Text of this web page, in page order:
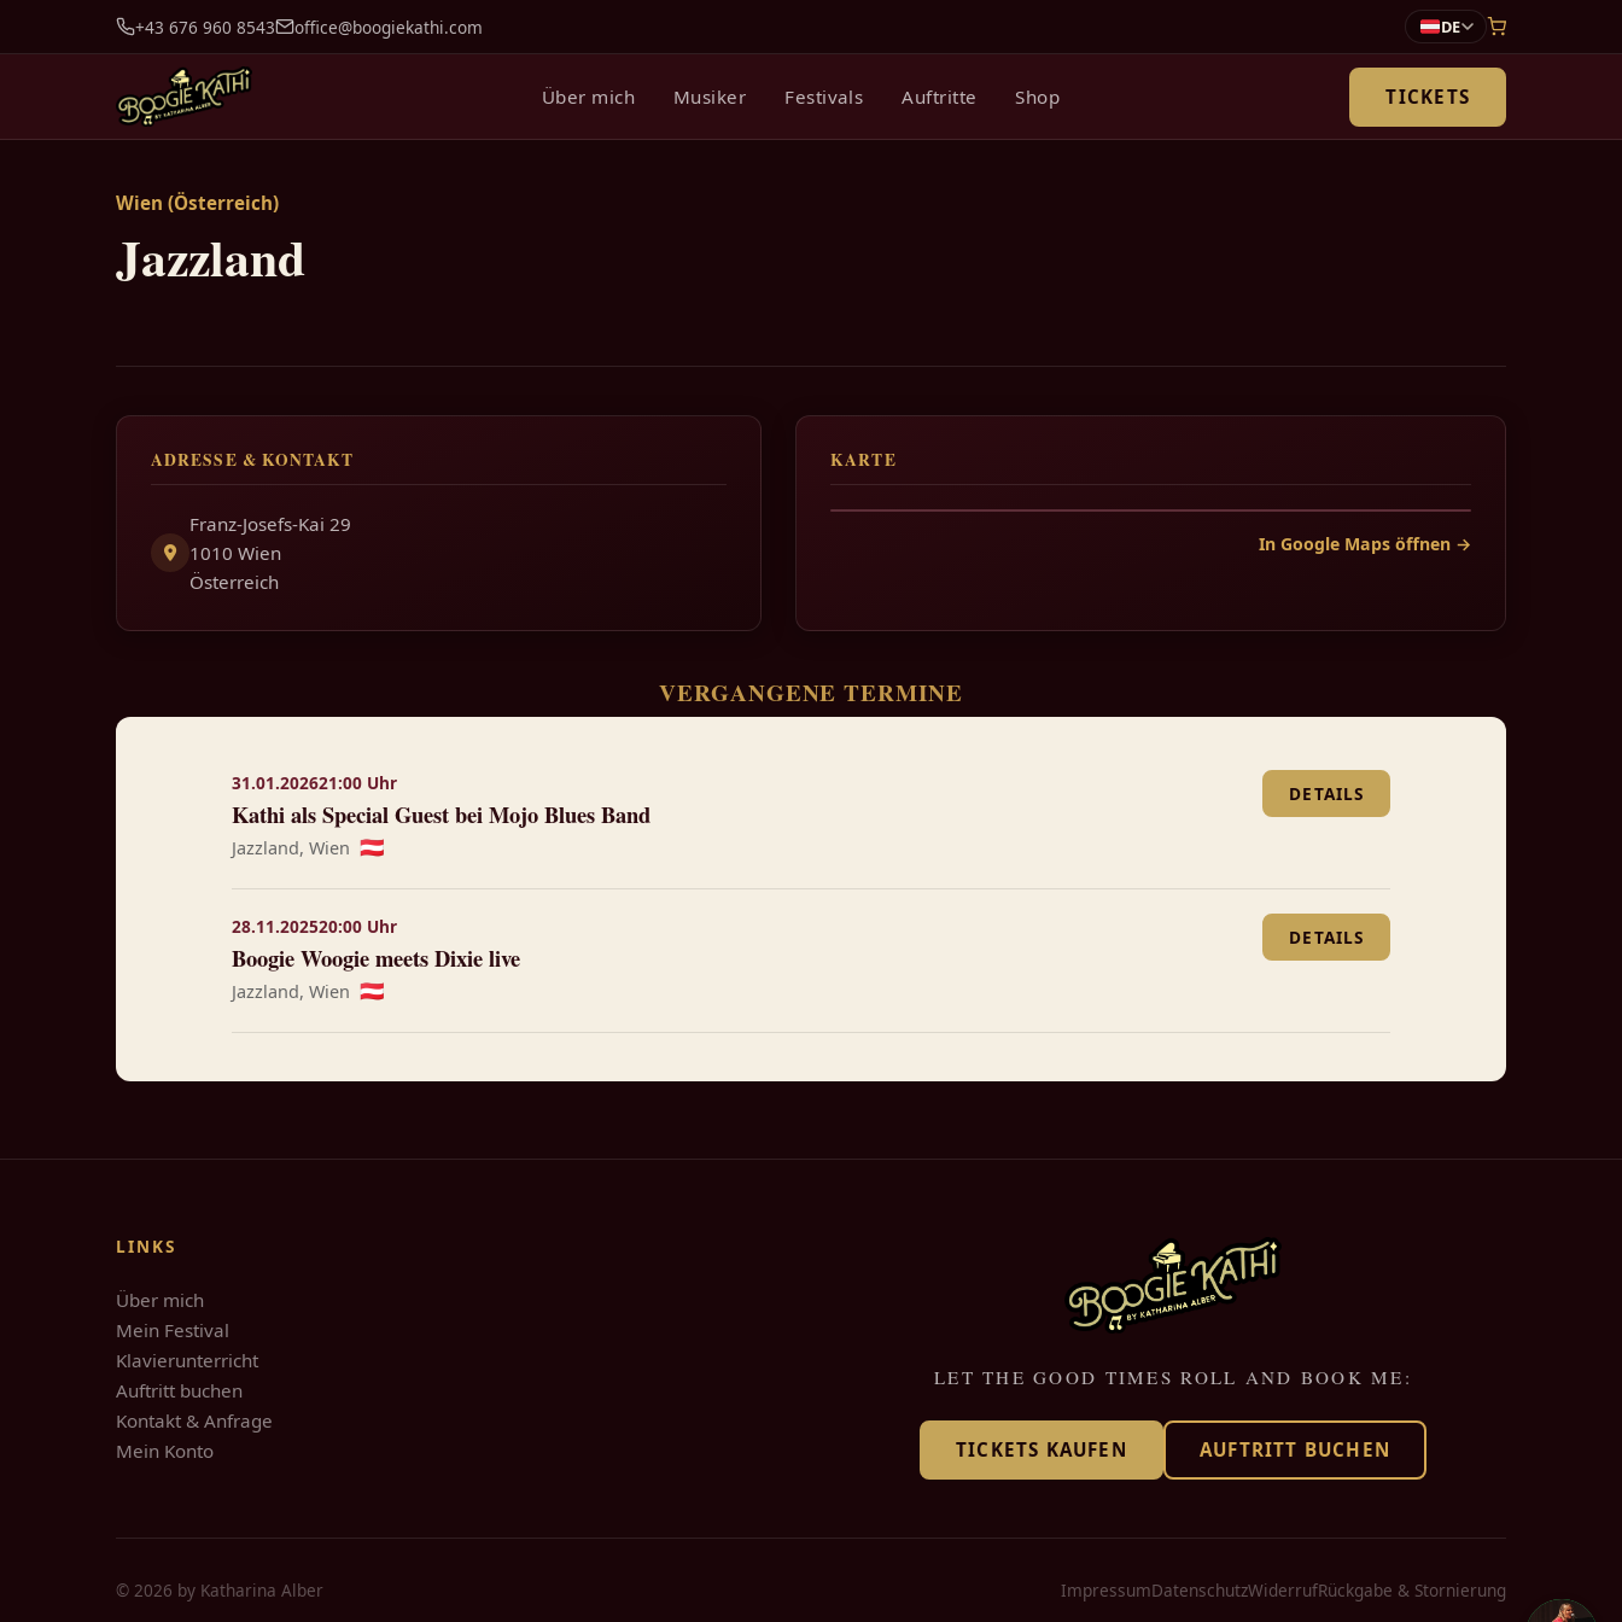
+43 676 960 8543 office@boogiekathi.com DE
Über mich Musiker Festivals Auftritte Shop TICKETS
Wien (Österreich)
Jazzland
ADRESSE & KONTAKT
Franz-Josefs-Kai 29
1010 Wien
Österreich
KARTE
In Google Maps öffnen →
VERGANGENE TERMINE
31.01.202621:00 Uhr
Kathi als Special Guest bei Mojo Blues Band
Jazzland, Wien 🇦🇹
DETAILS
28.11.202520:00 Uhr
Boogie Woogie meets Dixie live
Jazzland, Wien 🇦🇹
DETAILS
LINKS
Über mich
Mein Festival
Klavierunterricht
Auftritt buchen
Kontakt & Anfrage
Mein Konto
LET THE GOOD TIMES ROLL AND BOOK ME:
TICKETS KAUFEN AUFTRITT BUCHEN
© 2026 by Katharina Alber ImpressumDatenschutzWiderrufRückgabe & Stornierung